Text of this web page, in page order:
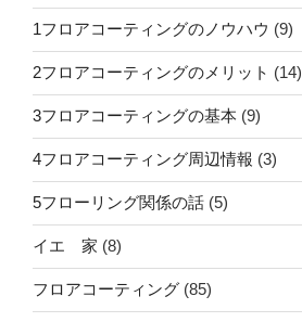
1フロアコーティングのノウハウ (9)
2フロアコーティングのメリット (14)
3フロアコーティングの基本 (9)
4フロアコーティング周辺情報 (3)
5フローリング関係の話 (5)
イエ 家 (8)
フロアコーティング (85)